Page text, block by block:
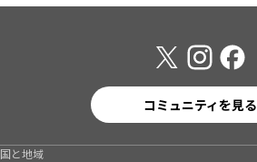
コミュニティを見る
国と地域